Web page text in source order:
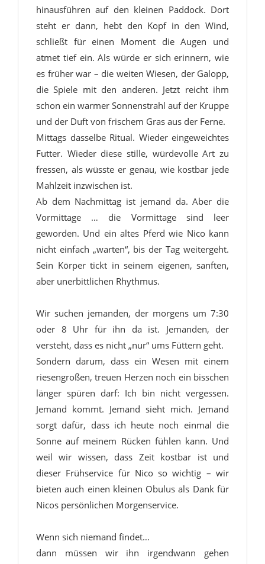
hinausführen auf den kleinen Paddock. Dort
steht er dann, hebt den Kopf in den Wind,
schließt für einen Moment die Augen und
atmet tief ein. Als würde er sich erinnern, wie
es früher war – die weiten Wiesen, der Galopp,
die Spiele mit den anderen. Jetzt reicht ihm
schon ein warmer Sonnenstrahl auf der Kruppe
und der Duft von frischem Gras aus der Ferne.
Mittags dasselbe Ritual. Wieder eingeweichtes
Futter. Wieder diese stille, würdevolle Art zu
fressen, als wüsste er genau, wie kostbar jede
Mahlzeit inzwischen ist.
Ab dem Nachmittag ist jemand da. Aber die
Vormittage … die Vormittage sind leer
geworden. Und ein altes Pferd wie Nico kann
nicht einfach „warten“, bis der Tag weitergeht.
Sein Körper tickt in seinem eigenen, sanften,
aber unerbittlichen Rhythmus.
Wir suchen jemanden, der morgens um 7:30
oder 8 Uhr für ihn da ist. Jemanden, der
versteht, dass es nicht „nur“ ums Füttern geht.
Sondern darum, dass ein Wesen mit einem
riesengroßen, treuen Herzen noch ein bisschen
länger spüren darf: Ich bin nicht vergessen.
Jemand kommt. Jemand sieht mich. Jemand
sorgt dafür, dass ich heute noch einmal die
Sonne auf meinem Rücken fühlen kann. Und
weil wir wissen, dass Zeit kostbar ist und
dieser Frühservice für Nico so wichtig – wir
bieten auch einen kleinen Obulus als Dank für
Nicos persönlichen Morgenservice.
Wenn sich niemand findet…
dann müssen wir ihn irgendwann gehen